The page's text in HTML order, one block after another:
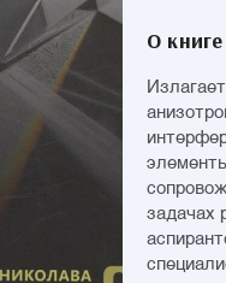
О книге
задачах